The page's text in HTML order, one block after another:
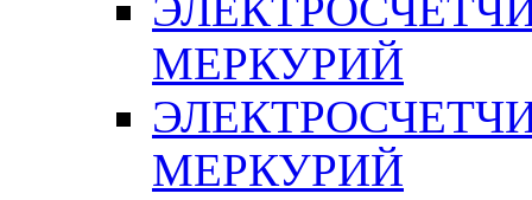
МЕРКУРИЙ
МЕРКУРИЙ